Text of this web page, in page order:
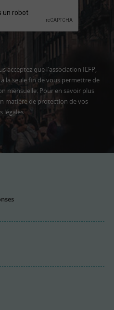
acceptez que l'association IEFP,
la seule fin de vous permettre de
mensuelle. Pour en savoir plus
matière de protection de vos
légales